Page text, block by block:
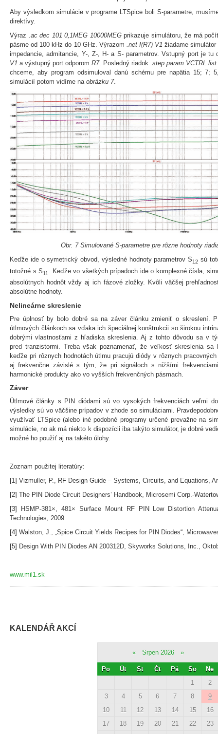
Aby výsledkom simulácie v programe LTSpice boli S-parametre,
direktívy.
Výraz
.ac dec 101 0,1MEG 10000MEG prikazuje simulátoru, že má
pásme od 100 kHz do 10 GHz. Výrazom .net I(R7) V1žiadame
impedancie, admitancie, Y-, Z-, H- a S- parametrov. Vstupný port je tu
V1 a výstupný port odporom R7. Posledný riadok .step param VCTRL
chceme, aby program odsimuloval danú schému pre napätia 15;
simulácií potom vidíme na obrázku 7.
Obr. 7 Simulované S-parametre pre rôzne hodnoty
Keďže ide o symetrický obvod, výsledné hodnoty parametrov S12 sú
totožné s S11
. Keďže vo všetkých prípadoch ide o komplexné čísla,
absolútnych hodnôt vždy aj ich fázové zložky. Kvôli väčšej
absolútne hodnoty.
Nelineárne skreslenie
Pre úplnosť by bolo dobré sa na záver článku zmieniť o skreslení.
útlmových článkoch sa vďaka ich špeciálnej konštrukcii so širokou
dobrými vlastnosťami z hľadiska skreslenia. Aj z tohto dôvodu sa v
pred tranzistormi. Treba však poznamenať, že veľkosť skreslenia sa
keďže pri rôznych hodnotách útlmu pracujú diódy v rôznych
aj frekvenčne závislé s tým, že pri signáloch s nižšími
harmonické produkty ako vo vyšších frekvenčných pásmach.
Záver
Útlmové články s PIN diódami sú vo vysokých frekvenciách veľmi
výsledky sú vo väčšine prípadov v zhode so simuláciami.
využívať LTSpice (alebo iné podobné programy určené prevažne na
simulácie, no ak má niekto k dispozícii iba takýto simulátor, je dobré
možné ho použiť aj na takéto úlohy.
Zoznam použitej literatúry:
[1] Vizmuller, P., RF Design Guide – Systems, Circuits, and Equations,
[2] The PIN Diode Circuit Designers’ Handbook, Microsemi Corp.-
[3] HSMP-381×, 481× Surface Mount RF PIN Low Distortion
Technologies, 2009
[4] Walston, J., „Spice Circuit Yields Recipes for PIN Diodes“,
[5] Design With PIN Diodes AN 200312D, Skyworks Solutions, Inc.,
www.mil1.sk
KALENDÁŘ AKCÍ
« Srpen 2026 »
Po Út St Čt Pá So
Ne
1
2
3
4 5 6 7 8
9
10
11 12 13 14 15
16
17
18 19 20 21 22
23